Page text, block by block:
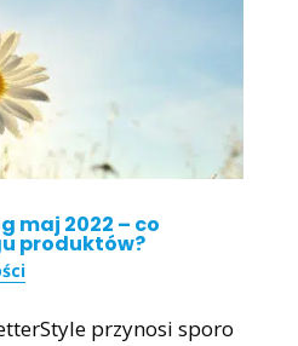
maj 2022 – co
produktów?
przynosi sporo